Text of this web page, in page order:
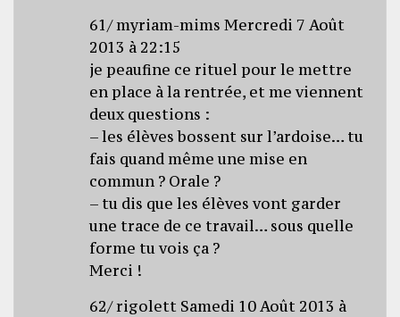
61/ myriam-mims Mercredi 7 Août
2013 à 22:15
je peaufine ce rituel pour le mettre
en place à la rentrée, et me viennent
deux questions :
– les élèves bossent sur l’ardoise… tu
fais quand même une mise en
commun ? Orale ?
– tu dis que les élèves vont garder
une trace de ce travail… sous quelle
forme tu vois ça ?
Merci !
62/ rigolett Samedi 10 Août 2013 à